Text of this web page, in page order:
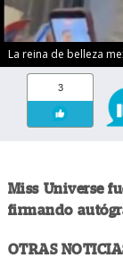
La reina de belleza
3
Miss Universe
firmando
OTRAS